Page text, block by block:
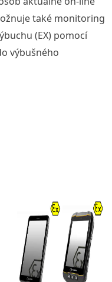
také monitoring
(EX) pomocí
výbušného